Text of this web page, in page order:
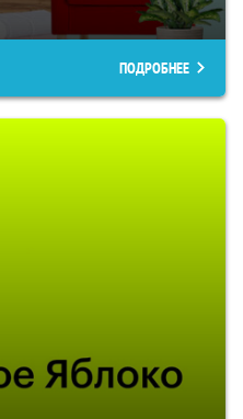
ПОДРОБНЕЕ